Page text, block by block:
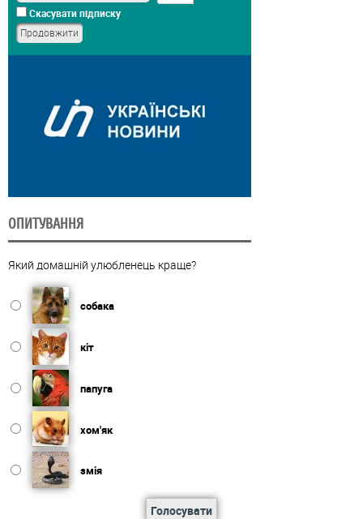
Скасувати підписку
ОПИТУВАННЯ
Який домашній улюбленець краще?
собака
кіт
папуга
хом'як
змія
Голосувати